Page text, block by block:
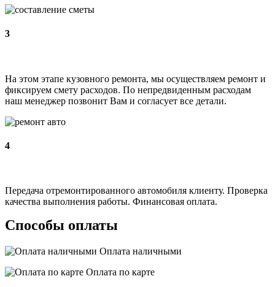
3
На этом этапе кузовного ремонта, мы осуществляем ремонт и
фиксируем смету расходов. По непредвиденным расходам
наш менеджер позвонит Вам и согласует все детали.
4
Передача отремонтированного автомобиля клиенту. Проверка
качества выполнения работы. Финансовая оплата.
Способы оплаты
Оплата наличными
Оплата по карте